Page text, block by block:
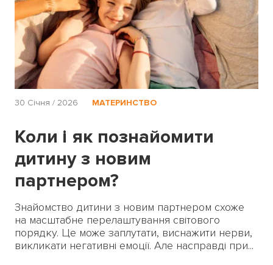
30 Січня / 2026 МАТЕРИНСТВО
Коли і як познайомити
дитину з новим
партнером?
Знайомство дитини з новим партнером схоже
на масштабне перелаштування світового
порядку. Це може заплутати, виснажити нерви,
викликати негативні емоції. Але насправді при...